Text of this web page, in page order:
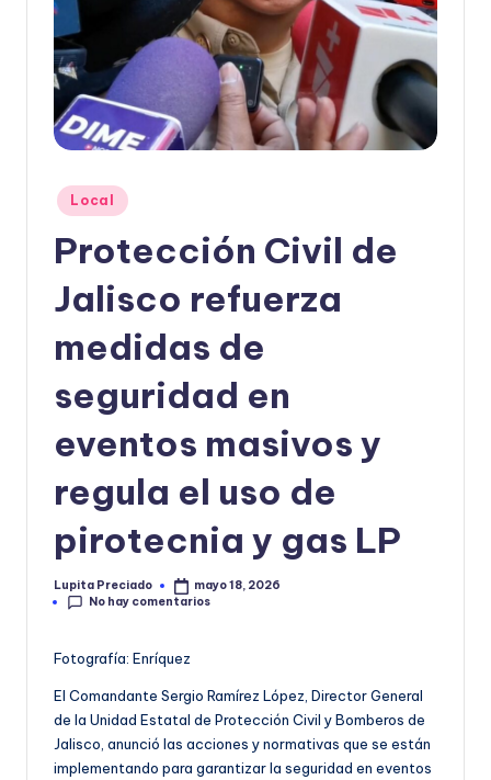
o
m
Publicado
en
Local
Protección Civil de
Jalisco refuerza
medidas de
seguridad en
eventos masivos y
regula el uso de
pirotecnia y gas LP
Publicado
por
Lupita Preciado
mayo 18, 2026
No hay comentarios
Fotografía: Enríquez
El Comandante Sergio Ramírez López, Director General
de la Unidad Estatal de Protección Civil y Bomberos de
Jalisco, anunció las acciones y normativas que se están
implementando para garantizar la seguridad en eventos